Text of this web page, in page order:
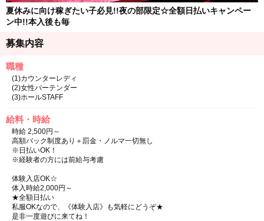
夏休みに向け稼ぎたい子必見!!夜の部限定☆全額日払いキャンペー
ン中!!本入後も毎
募集内容
職種
(1)カウンターレディ
(2)女性バーテンダー
(3)ホールSTAFF
給料・時給
時給 2,500円～
高額バック制度あり＋罰金・ノルマ一切無し
※日払いOK！
※経験者の方には前給与考慮
体験入店OK☆
体入時給2,000円～
★全額日払い
私服OKなので、《体験入店》も気軽にどうぞ★
是非一度遊びに来てね！